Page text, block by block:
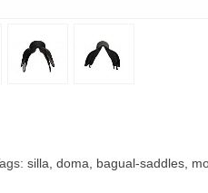
silla doma bagual-saddles